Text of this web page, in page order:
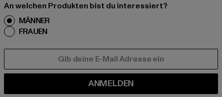
An welchen Produkten bist du interessiert?
MÄNNER
FRAUEN
ANMELDEN